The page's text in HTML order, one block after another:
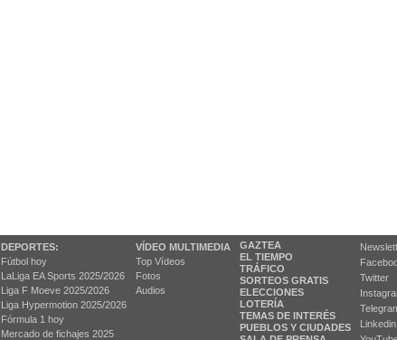
DEPORTES:
Fútbol hoy
LaLiga EA Sports 2025/2026
Liga F Moeve 2025/2026
Liga Hypermotion 2025/2026
Fórmula 1 hoy
Mercado de fichajes 2025
VÍDEO MULTIMEDIA
Top Vídeos
Fotos
Audios
GAZTEA
EL TIEMPO
TRÁFICO
SORTEOS GRATIS
ELECCIONES
LOTERÍA
TEMAS DE INTERÉS
PUEBLOS Y CIUDADES
Twitter
Linkedin